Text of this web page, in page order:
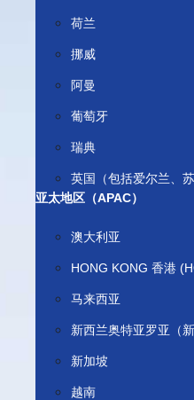
荷兰
挪威
阿曼
葡萄牙
瑞典
英国（包括爱尔兰、苏
亚太地区（APAC）
澳大利亚
HONG KONG 香港
马来西亚
新西兰奥特亚罗亚（新
新加坡
越南